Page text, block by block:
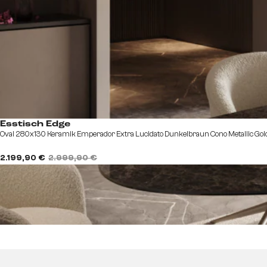
Esstisch Edge
Oval 280x130 Keramik Emperador Extra Lucidato Dunkelbraun Cono Metallic
2.199,90 € 2.999,90 €